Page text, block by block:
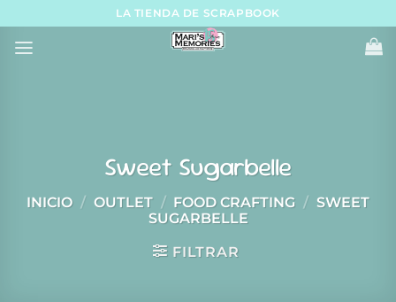
to
content
LA TIENDA DE SCRAPBOOK
Sweet Sugarbelle
INICIO / OUTLET / FOOD CRAFTING / SWEET
SUGARBELLE
FILTRAR